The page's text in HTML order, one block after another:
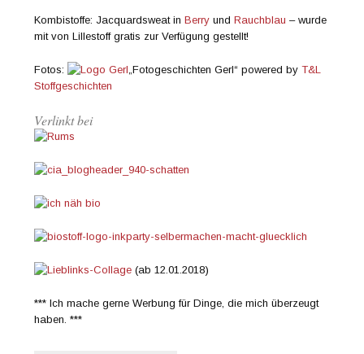
Kombistoffe: Jacquardsweat inBerry undRauchblau – wurde
mit von Lillestoff gratis zur Verfügung gestellt!
Fotos: „Fotogeschichten Gerl“ powered byT&L
Stoffgeschichten
Verlinkt bei
(ab 12.01.2018)
*** Ich mache gerne Werbung für Dinge, die mich überzeugt
haben. ***